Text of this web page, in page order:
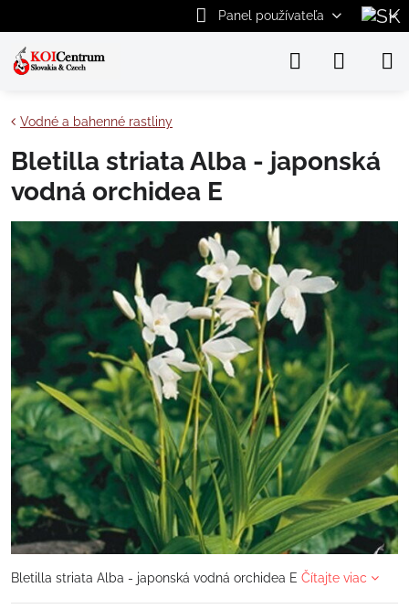
Panel používateľa
Vodné a bahenné rastliny
Bletilla striata Alba - japonská
vodná orchidea E
Bletilla striata Alba - japonská vodná orchidea E Čítajte viac